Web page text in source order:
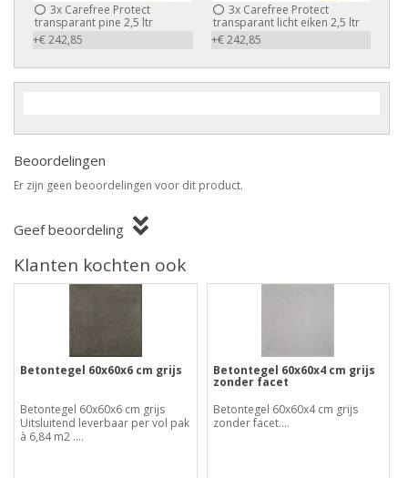
3x Carefree Protect
transparant pine 2,5 ltr
+€ 242,85
3xCarefree Protect
transparant licht eiken 2,5 ltr
+€ 242,85
Beoordelingen
Er zijn geen beoordelingen voor dit product.
Geef beoordeling
Klanten kochten ook
Betontegel 60x60x6 cm grijs
Betontegel 60x60x6 cm grijs
Uitsluitend leverbaar per vol pak
à 6,84 m2 ....
Betontegel 60x60x4 cm grijs
zonder facet
Betontegel 60x60x4 cm grijs
zonder facet....